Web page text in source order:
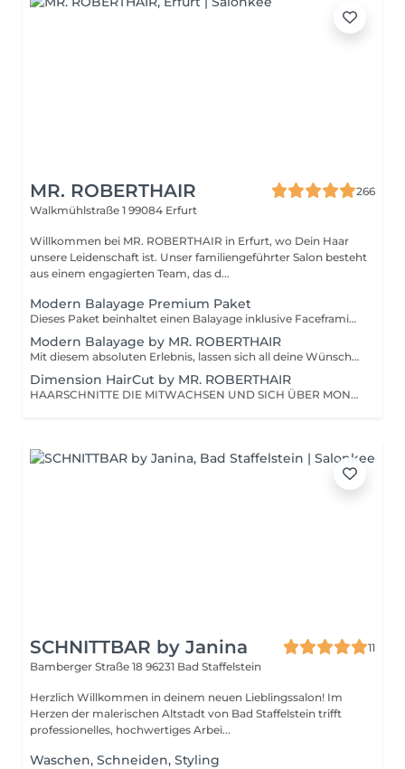
MR. ROBERTHAIR
266
Walkmühlstraße 1 99084 Erfurt
Willkommen bei MR. ROBERTHAIR in Erfurt, wo Dein Haar
unsere Leidenschaft ist. Unser familiengeführter Salon besteht
aus einem engagierten Team, das d...
Modern Balayage Premium Paket
Dieses Paket beinhaltet einen Balayage inklusive Faceframing, Glossing , Ansatzverblendung , Haarbotox sowie Schnitt und Styling . Exklusiv bei Robert
Modern Balayage by MR. ROBERTHAIR
Mit diesem absoluten Erlebnis, lassen sich all deine Wünsche umsetzen. Mehr geht nicht, wenn es um Lebendigkeit geht. Dieser Look ist in allen Bereichen umsetzbar. Diese Dienstleistung ist Inklusive Schnitt und einem leichten Styling Das gesamte Modern Balayage Paket beinhaltet Die Veredlung der Längen, dass Verblenden der Übergänge sowie dein Haarschnitt und das passende Styling dazu. Wir bieten während deines Aufenthaltes eine grosszügige Getränkeauswahl und kleine Gerichte sowie Snacks an. Diese sind bereits im Preis enthalten.
Dimension HairCut by MR. ROBERTHAIR
HAARSCHNITTE DIE MITWACHSEN UND SICH ÜBER MONATE WEITERENTWICKELN KÖNNEN, DIES IST DIE PERSÖNLICHE HANDSCHRIFT VON MR. ROBERTHAIR.
SCHNITTBAR by Janina
11
Bamberger Straße 18 96231 Bad Staffelstein
Herzlich Willkommen in deinem neuen Lieblingssalon! Im
Herzen der malerischen Altstadt von Bad Staffelstein trifft
professionelles, hochwertiges Arbei...
Waschen, Schneiden, Styling